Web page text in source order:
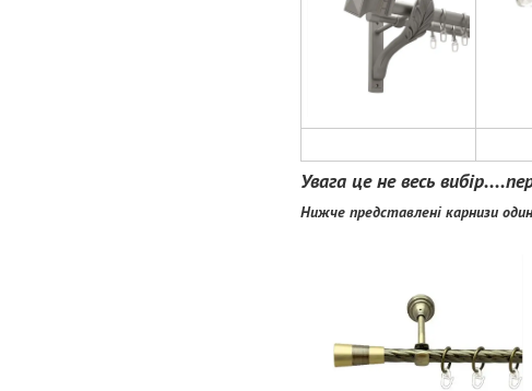
Увага це не весь
Нижче представлені карнизи